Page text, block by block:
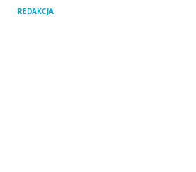
REDAKCJA